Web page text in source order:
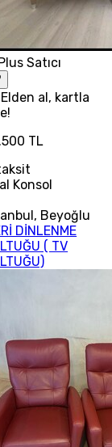
Plus Satıcı
Elden al, kartla
TL
Konsol
, Beyoğlu
DİNLENME
( TV